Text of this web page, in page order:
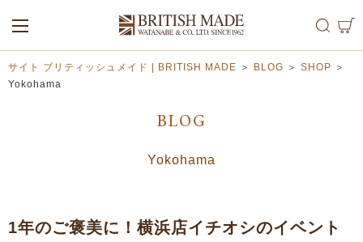
ALL MEN
WOMEN
サイト ブリティッシュメイド | BRITISH MADE ＞ BLOG ＞ SHOP ＞
Yokohama
BLOG
Yokohama
1年のご褒美に！横浜店イチオシのイベント